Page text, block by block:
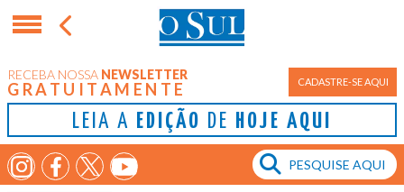
RECEBA NOSSA NEWSLETTER
GRATUITAMENTE CADASTRE-SE AQUI
LEIA A EDIÇÃO DE HOJE AQUI